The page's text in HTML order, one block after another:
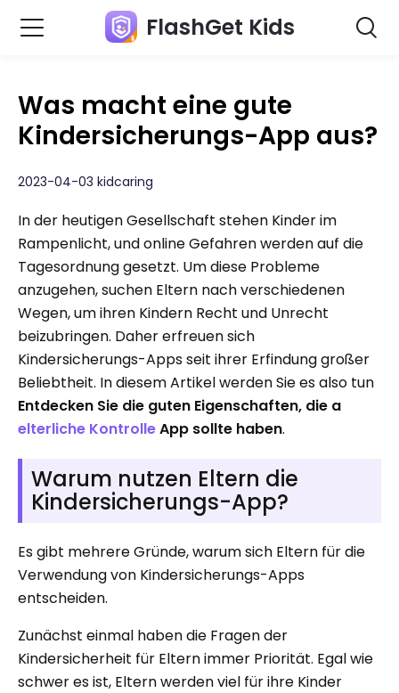
FlashGet Kids
Was macht eine gute
Kindersicherungs-App aus?
2023-04-03 kidcaring
In der heutigen Gesellschaft stehen Kinder im
Rampenlicht, und online Gefahren werden auf die
Tagesordnung gesetzt. Um diese Probleme
anzugehen, suchen Eltern nach verschiedenen
Wegen, um ihren Kindern Recht und Unrecht
beizubringen. Daher erfreuen sich
Kindersicherungs-Apps seit ihrer Erfindung großer
Beliebtheit. In diesem Artikel werden Sie es also tun
Entdecken Sie die guten Eigenschaften, die a
elterliche KontrolleApp sollte haben.
Warum nutzen Eltern die
Kindersicherungs-App?
Es gibt mehrere Gründe, warum sich Eltern für die
Verwendung von Kindersicherungs-Apps
entscheiden.
Zunächst einmal haben die Fragen der
Kindersicherheit für Eltern immer Priorität. Egal wie
schwer es ist, Eltern werden viel für ihre Kinder